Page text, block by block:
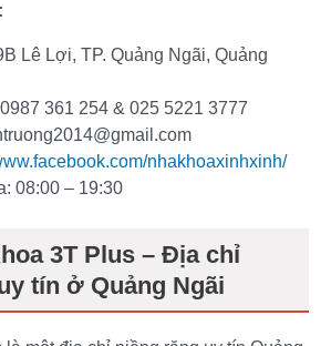
Lê Lợi, TP. Quảng Ngãi, Quảng
361 254 & 025 5221 3777
nhakhoaxinhxinh/
08:00 – 19:30
3T Plus – Địa chỉ
tín ở Quảng Ngãi